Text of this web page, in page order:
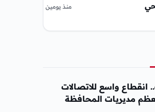
منذ يومين
انقطاع واسع للاتصالات
مديريات المحافظة